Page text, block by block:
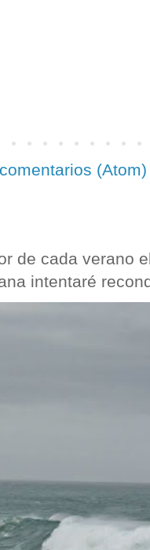
(Atom)
de cada verano
intentaré